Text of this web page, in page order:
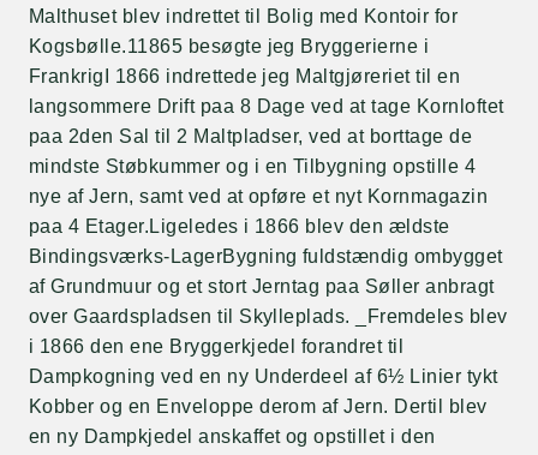
Malthuset blev indrettet til Bolig med Kontoir for
Kogsbølle.11865 besøgte jeg Bryggerierne i
FrankrigI 1866 indrettede jeg Maltgjøreriet til en
langsommere Drift paa 8 Dage ved at tage Kornloftet
paa 2den Sal til 2 Maltpladser, ved at borttage de
mindste Støbkummer og i en Tilbygning opstille 4
nye af Jern, samt ved at opføre et nyt Kornmagazin
paa 4 Etager.Ligeledes i 1866 blev den ældste
Bindingsværks-LagerBygning fuldstændig ombygget
af Grundmuur og et stort Jerntag paa Søller anbragt
over Gaardspladsen til Skylleplads. _Fremdeles blev
i 1866 den ene Bryggerkjedel forandret til
Dampkogning ved en ny Underdeel af 6½ Linier tykt
Kobber og en Enveloppe derom af Jern. Dertil blev
en ny Dampkjedel anskaffet og opstillet i den